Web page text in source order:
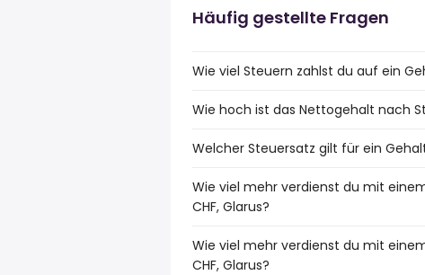
Häufig gestellte Fragen
Wie viel Steuern zahlst du auf ein
Wie hoch ist das Nettogehalt nach
Welcher Steuersatz gilt für ein Gehalt
Wie viel mehr verdienst du mit
CHF, Glarus?
Wie viel mehr verdienst du mit
CHF, Glarus?